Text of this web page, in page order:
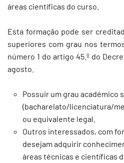
áreas científicas do curso.
Esta formação pode ser
superiores com grau nos
número 1 do artigo 45.º do
agosto.
Possuir um grau académico
(bacharelato/licenciatura/
ou equivalente legal.
Outros interessados, com
desejam adquirir
áreas técnicas e científicas